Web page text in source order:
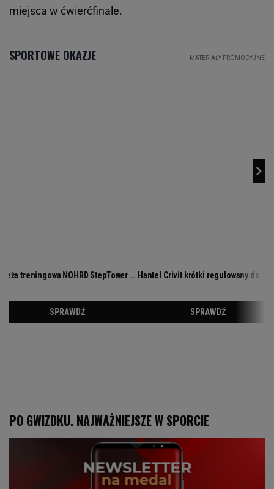
miejsca w ćwierćfinale.